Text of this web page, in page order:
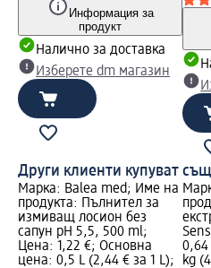
Информация за
продукт
Налично за доставка
Изберете dm магазин
Други клиенти купуват
Марка: Balea med; Име на
продукта: Пълнител за
измиващ лосион без
сапун pH 5,5, 500 ml;
Цена: 1,22 €; Основна
цена: 0,5 L (2,44 € за 1 L);
kg